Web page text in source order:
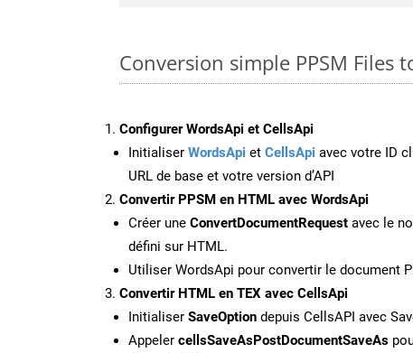
Conversion simple PPSM Files
Configurer WordsApi et CellsApi
Initialiser WordsApi et CellsApi avec votre ID
URL de base et votre version d’API
Convertir PPSM en HTML avec WordsApi
Créer une ConvertDocumentRequest avec le
défini sur HTML.
Utiliser WordsApi pour convertir le document
Convertir HTML en TEX avec CellsApi
Initialiser SaveOption depuis CellsAPI avec
Appeler cellsSaveAsPostDocumentSaveAs